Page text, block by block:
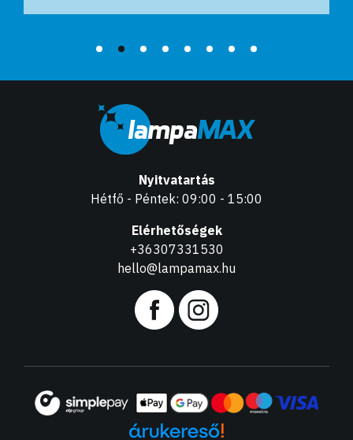
Nyitvatartás
Hétfő - Péntek: 09:00 - 15:00
Elérhetőségek
+36307331530
hello@lampamax.hu